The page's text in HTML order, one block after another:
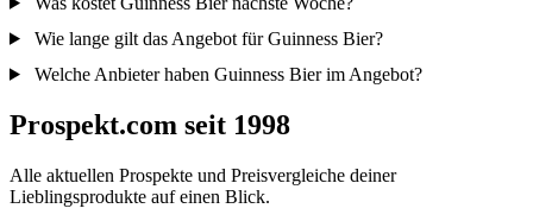
Wie lange gilt das Angebot für Guinness Bier?
Welche Anbieter haben Guinness Bier im Angebot?
Prospekt.com seit 1998
Alle aktuellen Prospekte und Preisvergleiche deiner
Lieblingsprodukte auf einen Blick.